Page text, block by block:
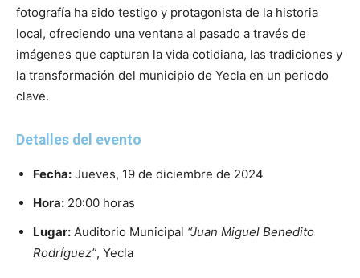
fotografía ha sido testigo y protagonista de la historia
local, ofreciendo una ventana al pasado a través de
imágenes que capturan la vida cotidiana, las tradiciones y
la transformación del municipio de Yecla en un periodo
clave.
Detalles del evento
Fecha: Jueves, 19 de diciembre de 2024
Hora: 20:00 horas
Lugar: Auditorio Municipal “Juan Miguel Benedito
Rodríguez”, Yecla